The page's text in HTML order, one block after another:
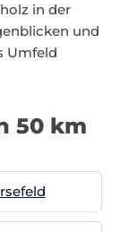
in der
und
Umfeld
50 km